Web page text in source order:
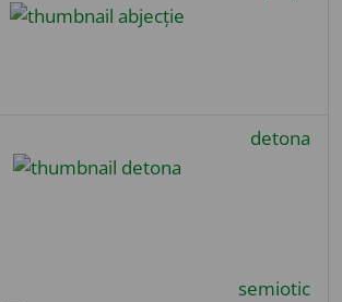
detona
semiotic